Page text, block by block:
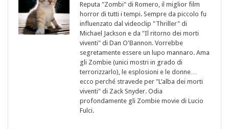
Reputa "Zombi" di Romero, il miglior film
horror di tutti i tempi. Sempre da piccolo fu
influenzato dal videoclip "Thriller" di
Michael Jackson e da "Il ritorno dei morti
viventi" di Dan O'Bannon. Vorrebbe
segretamente essere un lupo mannaro. Ama
gli Zombie (unici mostri in grado di
terrorizzarlo), le esplosioni e le donne…
ecco perché stravede per "L’alba dei morti
viventi" di Zack Snyder. Odia
profondamente gli Zombie movie di Lucio
Fulci.